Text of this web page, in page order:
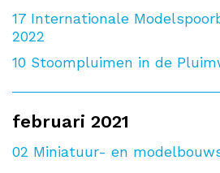
17 Internationale
2022
10 Stoompluimen in de
februari 2021
02 Miniatuur- en